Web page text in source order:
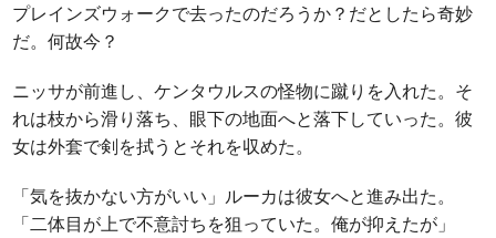
プレインズウォークで去ったのだろうか？だとしたら奇妙
だ。何故今？
ニッサが前進し、ケンタウルスの怪物に蹴りを入れた。そ
れは枝から滑り落ち、眼下の地面へと落下していった。彼
女は外套で剣を拭うとそれを収めた。
「気を抜かない方がいい」ルーカは彼女へと進み出た。
「二体目が上で不意討ちを狙っていた。俺が抑えたが」